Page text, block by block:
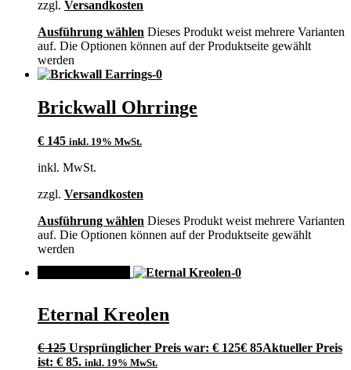
zzgl. Versandkosten
Ausführung wählen Dieses Produkt weist mehrere Varianten
auf. Die Optionen können auf der Produktseite gewählt
werden
Brickwall Ohrringe
€ 145 inkl. 19% MwSt.
inkl. MwSt.
zzgl. Versandkosten
Ausführung wählen Dieses Produkt weist mehrere Varianten
auf. Die Optionen können auf der Produktseite gewählt
werden
Eternal Kreolen
€125 Ursprünglicher Preis war: € 125€ 85Aktueller Preis
ist: € 85. inkl. 19% MwSt.